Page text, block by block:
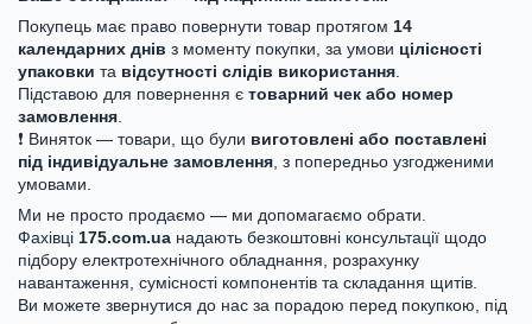
Покупець має право повернути товар протягом 14
календарних днів з моменту покупки, за умови цілісності
упаковки та відсутності слідів використання
Підставою для повернення є товарний чек або номер
замовлення
❗ Виняток — товари, що були виготовлені або поставлені
під індивідуальне замовлення , з попередньо узгодженими
умовами.
Ми не просто продаємо — ми допомагаємо обрати.
Фахівці 175.com.ua надають безкоштовні консультації щодо
підбору електротехнічного обладнання, розрахунку
навантаження, сумісності компонентів та складання щитів.
Ви можете звернутися до нас за порадою перед покупкою, під